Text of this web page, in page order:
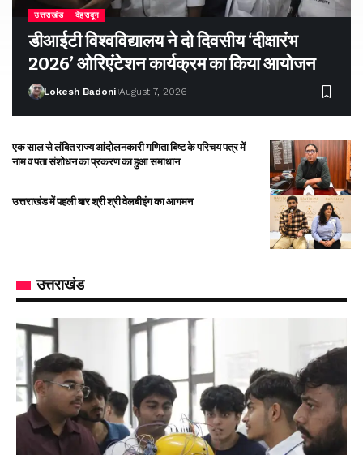
उत्तराखंड देहरादून
डीआईटी विश्वविद्यालय ने दो दिवसीय ‘दीक्षारंभ
2026’ ओरिएंटेशन कार्यक्रम का किया आयोजन
Lokesh Badoni August 7, 2026
एक साल से लंबित राज्य आंदोलनकारी गणिता बिष्ट के परिचय पत्र में
नाम व पता संशोधन का प्रकरण का हुआ समाधान
उत्तराखंड में पहली बार श्री श्री वेलबीइंग का आगमन
उत्तराखंड